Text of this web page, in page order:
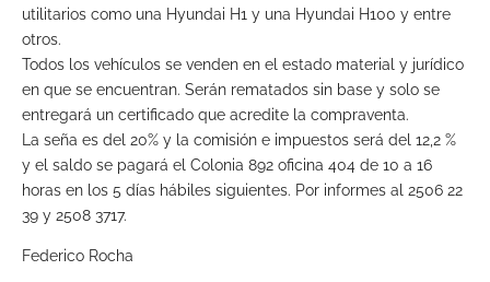
utilitarios como una Hyundai H1 y una Hyundai H100 y entre
otros.
Todos los vehículos se venden en el estado material y jurídico
en que se encuentran. Serán rematados sin base y solo se
entregará un certificado que acredite la compraventa.
La seña es del 20% y la comisión e impuestos será del 12,2 %
y el saldo se pagará el Colonia 892 oficina 404 de 10 a 16
horas en los 5 días hábiles siguientes. Por informes al 2506 22
39 y 2508 3717.
Federico Rocha